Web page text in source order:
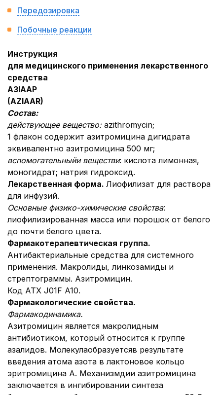
Передозировка
Побочные реакции
Инструкция
для медицинского применения лекарственного
средства
АЗІААР
(AZIAAR)
Состав:
действующее вещество: azithromycin;
1 флакон содержит азитромицина дигидрата
эквивалентно азитромицина 500 мг;
вспомогательныйивеществи: кислота лимонная,
моногидрат; натрия гидроксид.
Лекарственная форма. Лиофилизат для раствора
для инфузий.
Основные физико-химические свойства:
лиофилизированная масса или порошок от белого
до почти белого цвета.
Фармакотерапевтическая группа.
Антибактериальные средства для системного
применения. Макролиды, линкозамиды и
стрептограммы. Азитромицин.
Код АТХ J01F A10.
Фармакологические свойства.
Фармакодинамика.
Азитромицин является макролидным
антибиотиком, который относится к группе
азалидов. Молекулаобразуетсяв результате
введения атома азота в лактоновое кольцо
эритромицина А. Механизмдии азитромицина
заключается в ингибировании синтеза